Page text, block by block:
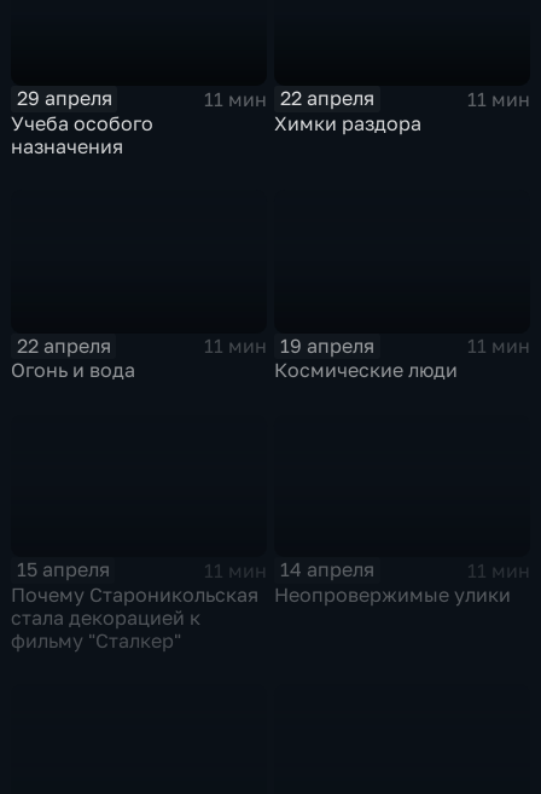
29 апреля
11 мин
Учеба особого
назначения
22 апреля
11 мин
Химки раздора
22 апреля
11 мин
Огонь и вода
19 апреля
11 мин
Космические люди
15 апреля
11 мин
Почему Староникольская
стала декорацией к
фильму "Сталкер"
14 апреля
11 мин
Неопровержимые улики